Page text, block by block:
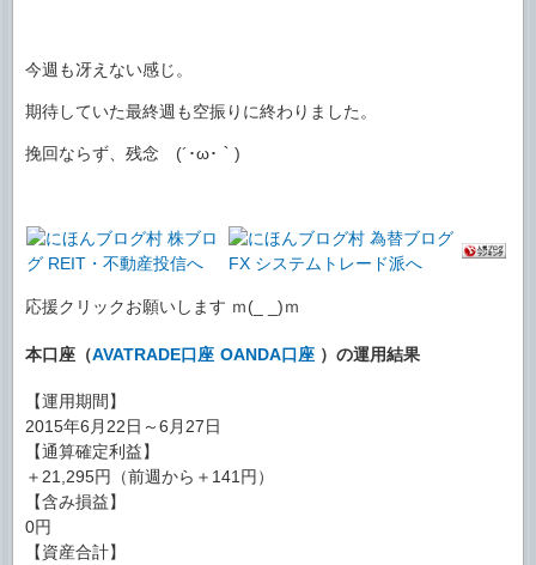
今週も冴えない感じ。
期待していた最終週も空振りに終わりました。
挽回ならず、残念 (´･ω･｀)
応援クリックお願いします ｍ(_ _)ｍ
本口座（AVATRADE口座 OANDA口座 ）の運用結果
【運用期間】
2015年6月22日～6月27日
【通算確定利益】
＋21,295円（前週から＋141円）
【含み損益】
0円
【資産合計】